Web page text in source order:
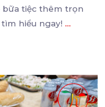
bữa tiệc thêm trọn
hiểu ngay! ...